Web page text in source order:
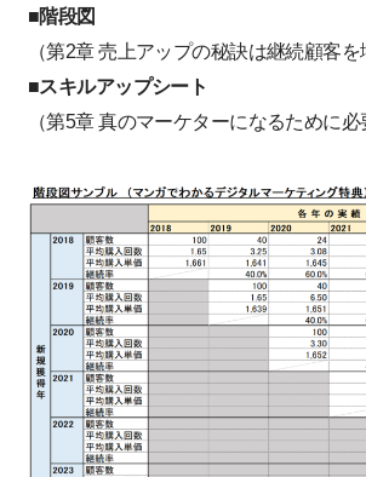
■階段図
（第2章 売上アップの秘訣は継続顧客を
■スキルアップシート
（第5章 真のマーケターになるために必